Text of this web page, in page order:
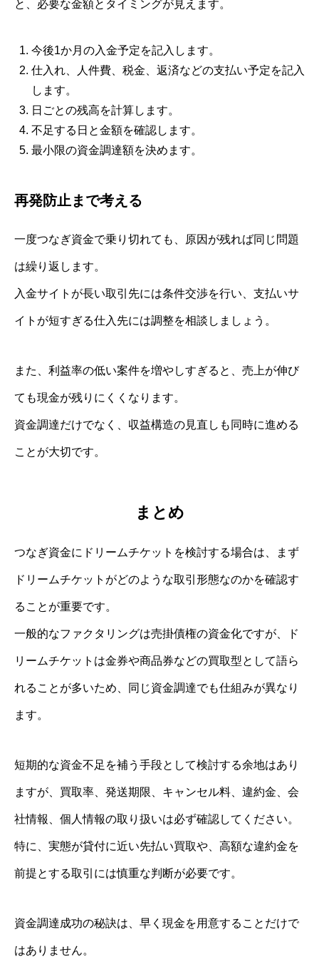
と、必要な金額とタイミングが見えます。
今後1か月の入金予定を記入します。
仕入れ、人件費、税金、返済などの支払い予定を記入
します。
日ごとの残高を計算します。
不足する日と金額を確認します。
最小限の資金調達額を決めます。
再発防止まで考える
一度つなぎ資金で乗り切れても、原因が残れば同じ問題
は繰り返します。
入金サイトが長い取引先には条件交渉を行い、支払いサ
イトが短すぎる仕入先には調整を相談しましょう。
また、利益率の低い案件を増やしすぎると、売上が伸び
ても現金が残りにくくなります。
資金調達だけでなく、収益構造の見直しも同時に進める
ことが大切です。
まとめ
つなぎ資金にドリームチケットを検討する場合は、まず
ドリームチケットがどのような取引形態なのかを確認す
ることが重要です。
一般的なファクタリングは売掛債権の資金化ですが、ド
リームチケットは金券や商品券などの買取型として語ら
れることが多いため、同じ資金調達でも仕組みが異なり
ます。
短期的な資金不足を補う手段として検討する余地はあり
ますが、買取率、発送期限、キャンセル料、違約金、会
社情報、個人情報の取り扱いは必ず確認してください。
特に、実態が貸付に近い先払い買取や、高額な違約金を
前提とする取引には慎重な判断が必要です。
資金調達成功の秘訣は、早く現金を用意することだけで
はありません。